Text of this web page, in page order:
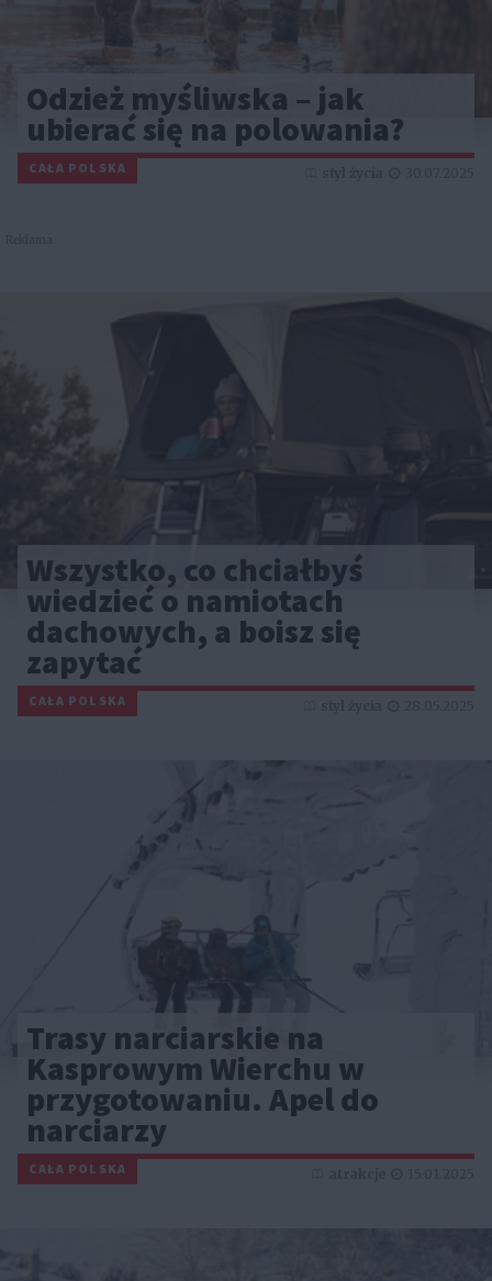
Odzież myśliwska – jak
ubierać się na polowania?
CAŁA POLSKA
Wszystko, co chciałbyś
wiedzieć o namiotach
dachowych, a boisz się
zapytać
CAŁA POLSKA
Trasy narciarskie na
Kasprowym Wierchu w
przygotowaniu. Apel do
narciarzy
CAŁA POLSKA